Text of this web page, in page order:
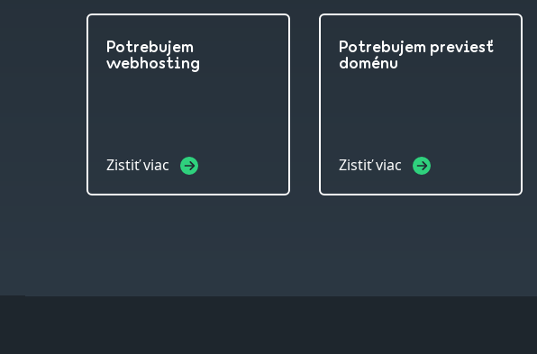
Potrebujem
webhosting
Zistiť viac
Potrebujem previesť
doménu
Zistiť viac